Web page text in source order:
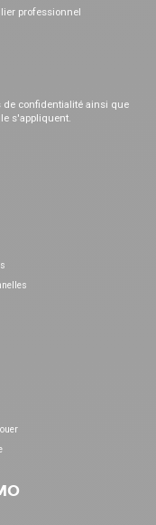
professionnel
de confidentialitéainsi que
s'appliquent.